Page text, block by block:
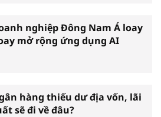
nghiệp Đông Nam Á loay
mở rộng ứng dụng AI
hàng thiếu dư địa vốn, lãi
sẽ đi về đâu?